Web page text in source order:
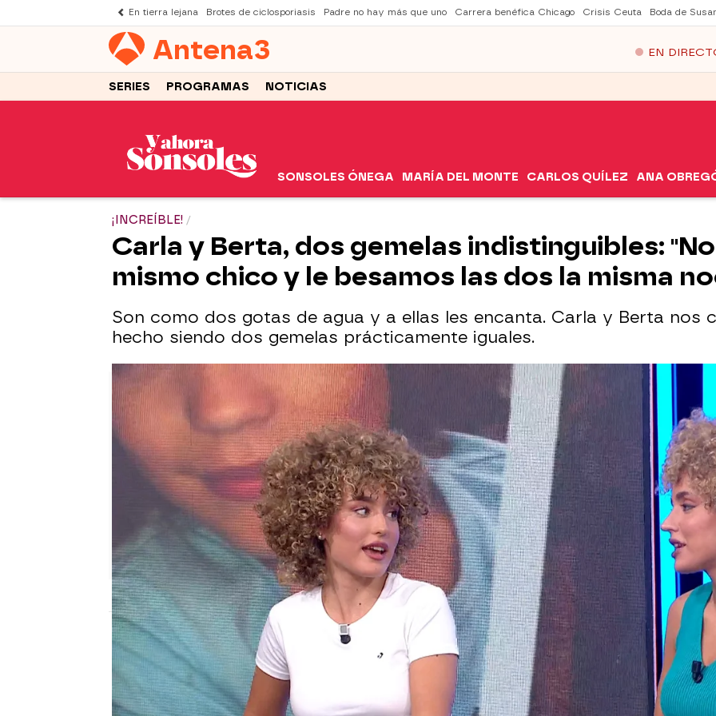
En tierra lejana Brotes de ciclosporiasis Padre no hay más que uno Carrera benéfica Chicago Crisis Ceuta Boda de
Antena3 EN
SERIES PROGRAMAS NOTICIAS
SONSOLES ÓNEGA MARÍA DEL MONTE CARLOS QUÍLEZ ANA
¡INCREÍBLE!
Carla y Berta, dos gemelas indistinguibles:
mismo chico y le besamos las dos la misma
Son como dos gotas de agua y a ellas les encanta. Carla y Berta nos
hecho siendo dos gemelas prácticamente iguales.
Sara Sanz Navarro
Publicado: 16 de mayo de 2025, 18:33 Facebook
X
Carla y Berta son gemelas y hay veces queni siquiera sus